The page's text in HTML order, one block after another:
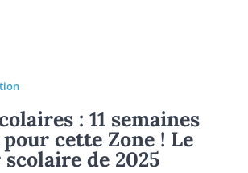
: 11 semaines
pour cette Zone ! Le
de 2025